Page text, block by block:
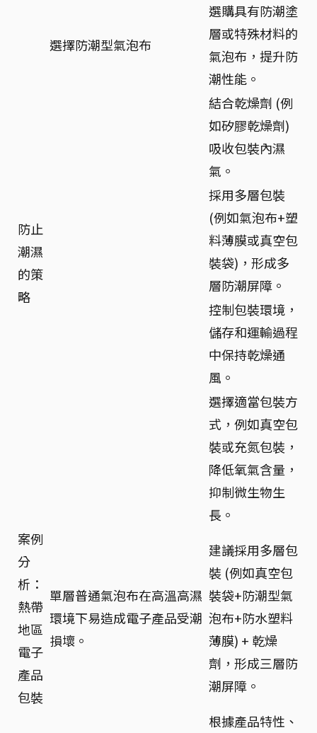
防止
潮濕
的策
略
選擇防潮型氣泡布
選購具有防潮塗
層或特殊材料的
氣泡布，提升防
潮性能。
結合乾燥劑 (例
如矽膠乾燥劑)
吸收包裝內濕
氣。
採用多層包裝
(例如氣泡布+塑
料薄膜或真空包
裝袋)，形成多
層防潮屏障。
控制包裝環境，
儲存和運輸過程
中保持乾燥通
風。
選擇適當包裝方
式，例如真空包
裝或充氮包裝，
降低氧氣含量，
抑制微生物生
長。
案例
分
析：
熱帶
地區
電子
產品
包裝
單層普通氣泡布在高溫高濕
環境下易造成電子產品受潮
損壞。
建議採用多層包
裝 (例如真空包
裝袋+防潮型氣
泡布+防水塑料
薄膜) + 乾燥
劑，形成三層防
潮屏障。
根據產品特性、